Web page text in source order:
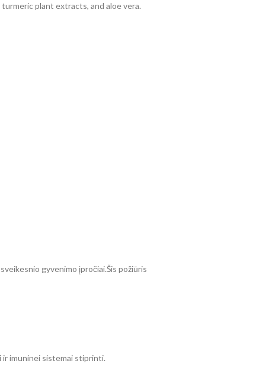
plant extracts, and aloe vera.
gyvenimo įpročiai.Šis požiūris
ir imuninei sistemai stiprinti.